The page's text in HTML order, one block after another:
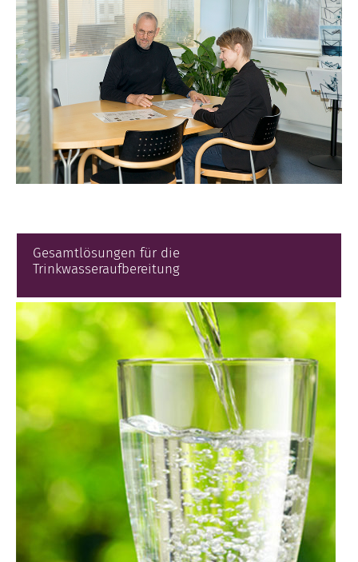
Gesamtlösungen für die
Trinkwasseraufbereitung